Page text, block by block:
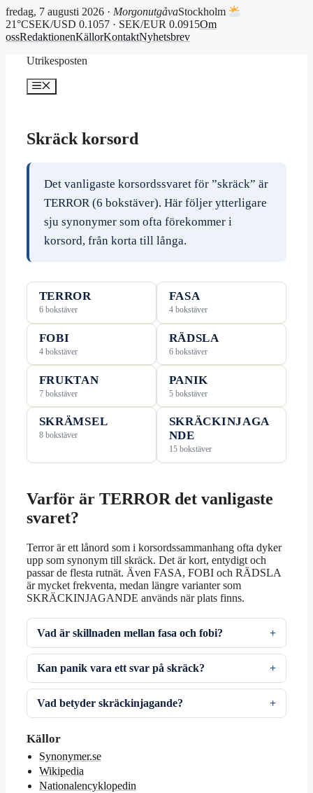
fredag, 7 augusti 2026 · MorgonutgåvaStockholm
21°CSEK/USD 0.1057 · SEK/EUR 0.0915Om
ossRedaktionenKällorKontaktNyhetsbrev
Utrikesposten
Meny
Skräck korsord
Det vanligaste korsordssvaret för ”skräck” är
TERROR (6 bokstäver). Här följer ytterligare
sju synonymer som ofta förekommer i
korsord, från korta till långa.
TERROR
6 bokstäver
FASA
4 bokstäver
FOBI
4 bokstäver
RÄDSLA
6 bokstäver
FRUKTAN
7 bokstäver
PANIK
5 bokstäver
SKRÄMSEL
8 bokstäver
SKRÄCKINJAGA
NDE
15 bokstäver
Varför är TERROR det vanligaste
svaret?
Terror är ett lånord som i korsordssammanhang ofta dyker
upp som synonym till skräck. Det är kort, entydigt och
passar de flesta rutnät. Även FASA, FOBI och RÄDSLA
är mycket frekventa, medan längre varianter som
SKRÄCKINJAGANDE används när plats finns.
Vad är skillnaden mellan fasa och fobi?
Kan panik vara ett svar på skräck?
Vad betyder skräckinjagande?
Källor
Synonymer.se
Wikipedia
Nationalencyklopedin